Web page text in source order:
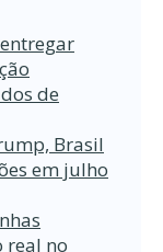
de
Brasil
em julho
real no